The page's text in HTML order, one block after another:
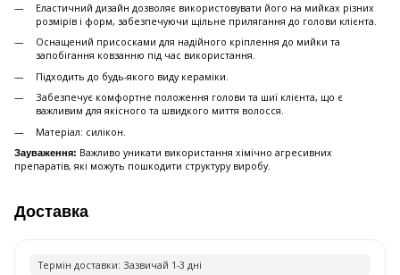
Еластичний дизайн дозволяє використовувати його на мийках різних
розмірів і форм, забезпечуючи щільне прилягання до голови клієнта.
Оснащений присосками для надійного кріплення до мийки та
запобігання ковзанню під час використання.
Підходить до будь-якого виду кераміки.
Забезпечує комфортне положення голови та шиї клієнта, що є
важливим для якісного та швидкого миття волосся.
Матеріал: силікон.
Зауваження: Важливо уникати використання хімічно агресивних
препаратів, які можуть пошкодити структуру виробу.
Доставка
Термiн доставки: Зазвичай 1-3 днi